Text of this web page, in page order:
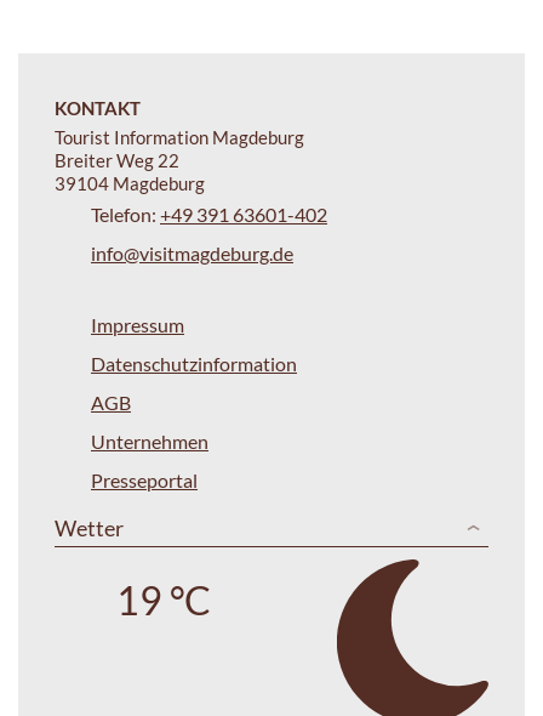
KONTAKT
Tourist Information Magdeburg
Breiter Weg 22
39104 Magdeburg
Telefon: +49 391 63601-402
info@visitmagdeburg.de
Impressum
Datenschutzinformation
AGB
Unternehmen
Presseportal
Wetter
19 °C